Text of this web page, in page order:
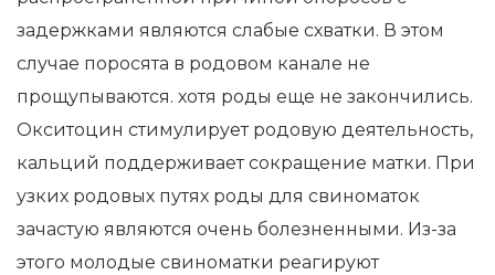
задержками являются слабые схватки. В этом
случае поросята в родовом канале не
прощупываются. хотя роды еще не закончились.
Окситоцин стимулирует родовую деятельность,
кальций поддерживает сокращение матки. При
узких родовых путях роды для свиноматок
зачастую являются очень болезненными. Из-за
этого молодые свиноматки реагируют